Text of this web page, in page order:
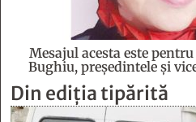
Mesajul acesta este
Bughiu, preşedintele şi
Din ediția tipărită